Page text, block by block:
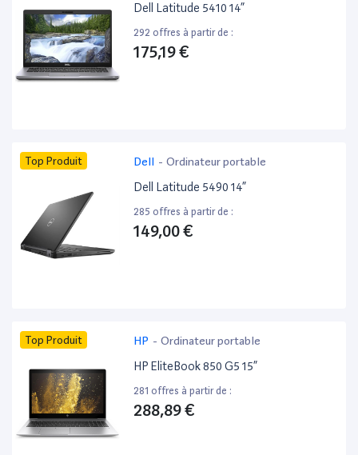
Dell Latitude 5410 14”
292 offres à partir de :
175,19 €
Top Produit Dell - Ordinateur portable
Dell Latitude 5490 14”
285 offres à partir de :
149,00 €
Top Produit HP - Ordinateur portable
HP EliteBook 850 G5 15”
281 offres à partir de :
288,89 €